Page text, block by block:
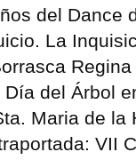
del Dance
La
Día del Árbol
Maria de la
VII